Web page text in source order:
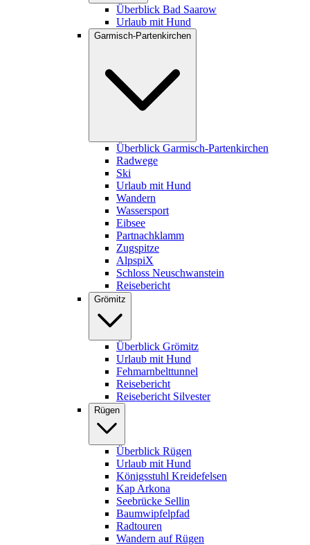
Überblick Bad Saarow
Urlaub mit Hund
Garmisch-Partenkirchen
Überblick Garmisch-Partenkirchen
Radwege
Ski
Urlaub mit Hund
Wandern
Wassersport
Eibsee
Partnachklamm
Zugspitze
AlpspiX
Schloss Neuschwanstein
Reisebericht
Grömitz
Überblick Grömitz
Urlaub mit Hund
Fehmarnbelttunnel
Reisebericht
Reisebericht Silvester
Rügen
Überblick Rügen
Urlaub mit Hund
Königsstuhl Kreidefelsen
Kap Arkona
Seebrücke Sellin
Baumwipfelpfad
Radtouren
Wandern auf Rügen